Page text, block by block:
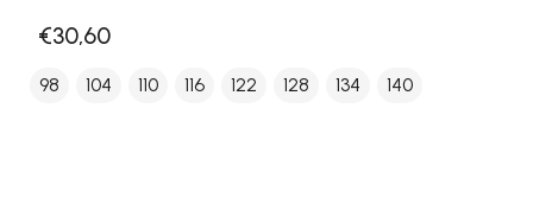
€30,60
98 104 110 116 122 128 134 140